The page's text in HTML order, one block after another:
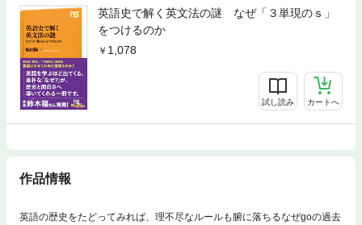
英語史で解く英文法の謎 なぜ「３単現のｓ」
をつけるのか
1,078
試し読み カートへ
作品情報
英語の歴史をたどってみれば、理不尽なルールも腑に落ちるなぜgoの過去